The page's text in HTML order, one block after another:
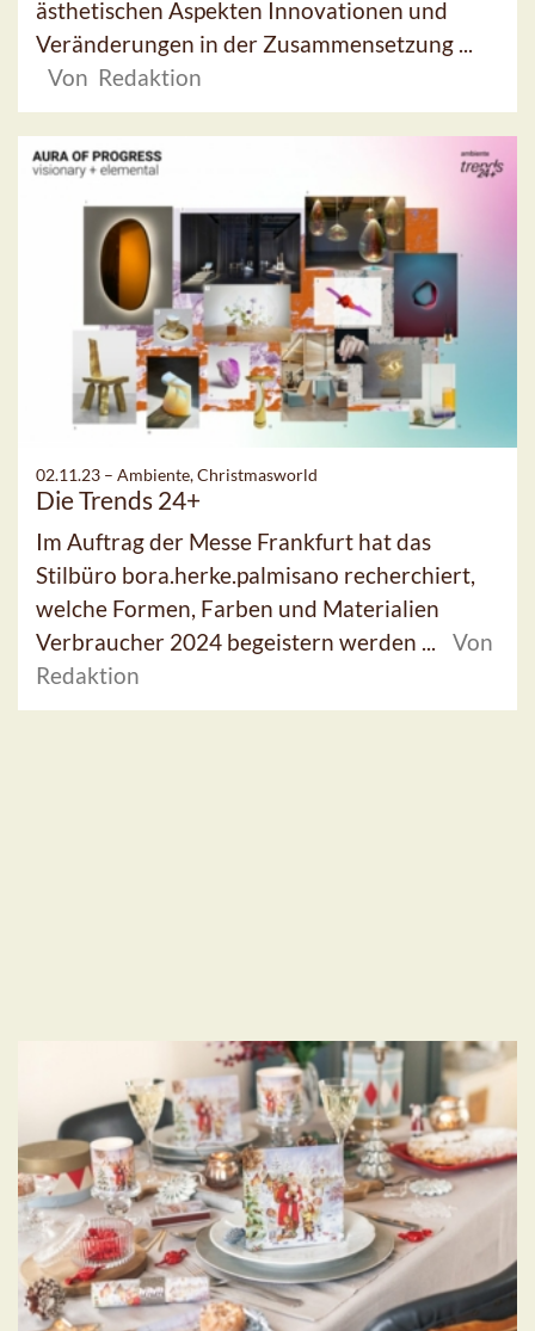
ästhetischen Aspekten Innovationen und
Veränderungen in der Zusammensetzung ...
Von Redaktion
02.11.23 – Ambiente, Christmasworld
Die Trends 24+
Im Auftrag der Messe Frankfurt hat das
Stilbüro bora.herke.palmisano recherchiert,
welche Formen, Farben und Materialien
Verbraucher 2024 begeistern werden ...
Von
Redaktion